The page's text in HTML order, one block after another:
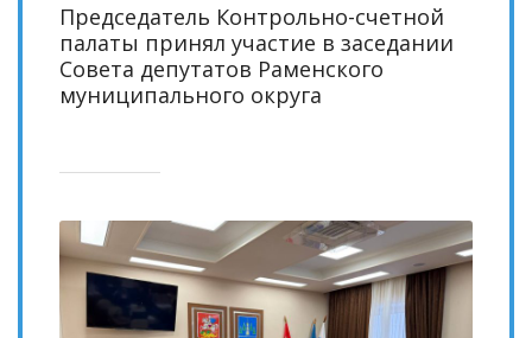
Председатель Контрольно-счетной
палаты принял участие в заседании
Совета депутатов Раменского
муниципального округа